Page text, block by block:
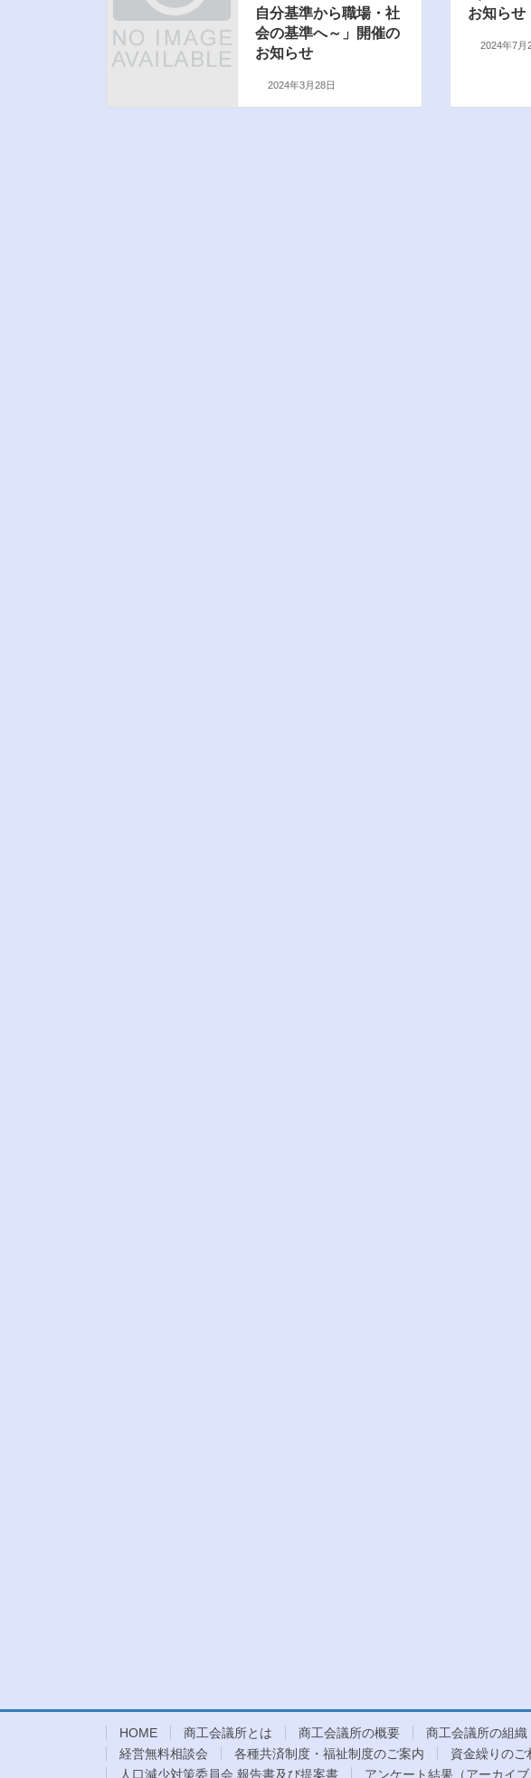
自分基準から職場・社
会の基準へ～」開催の
お知らせ
2024年3月28日
お知らせ
2024年7月
HOME 商工会議所とは 商工会議所の概要 商工会議所の組織
経営無料相談会
各種共済制度・福祉制度のご案内 資金繰りのご
人口減少対策委員会 報告書及び提案書
アンケート結果（アーカイブ